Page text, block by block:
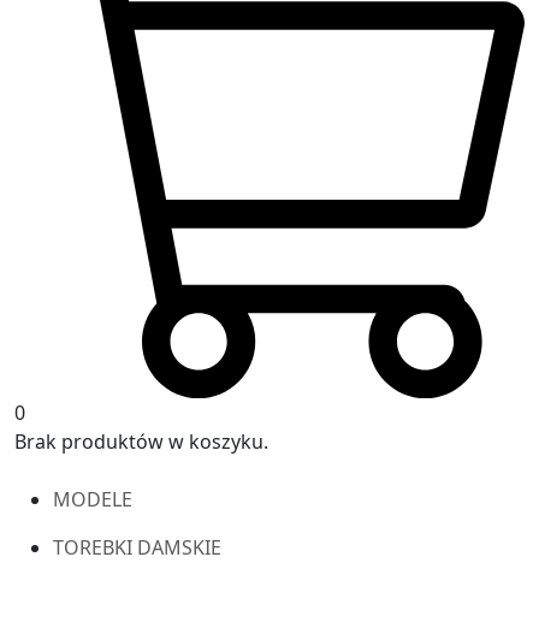
0
Brak produktów w koszyku.
MODELE
TOREBKI DAMSKIE